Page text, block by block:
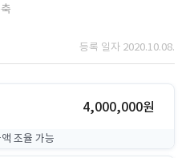
등록 일자 2020.10.08.
4,000,000원
조율 가능